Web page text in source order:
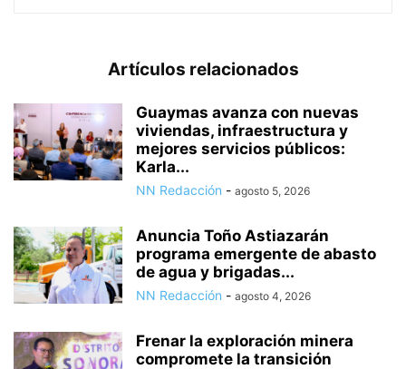
Artículos relacionados
Guaymas avanza con nuevas
viviendas, infraestructura y
mejores servicios públicos:
Karla...
NN Redacción - agosto 5, 2026
Anuncia Toño Astiazarán
programa emergente de abasto
de agua y brigadas...
NN Redacción - agosto 4, 2026
Frenar la exploración minera
compromete la transición